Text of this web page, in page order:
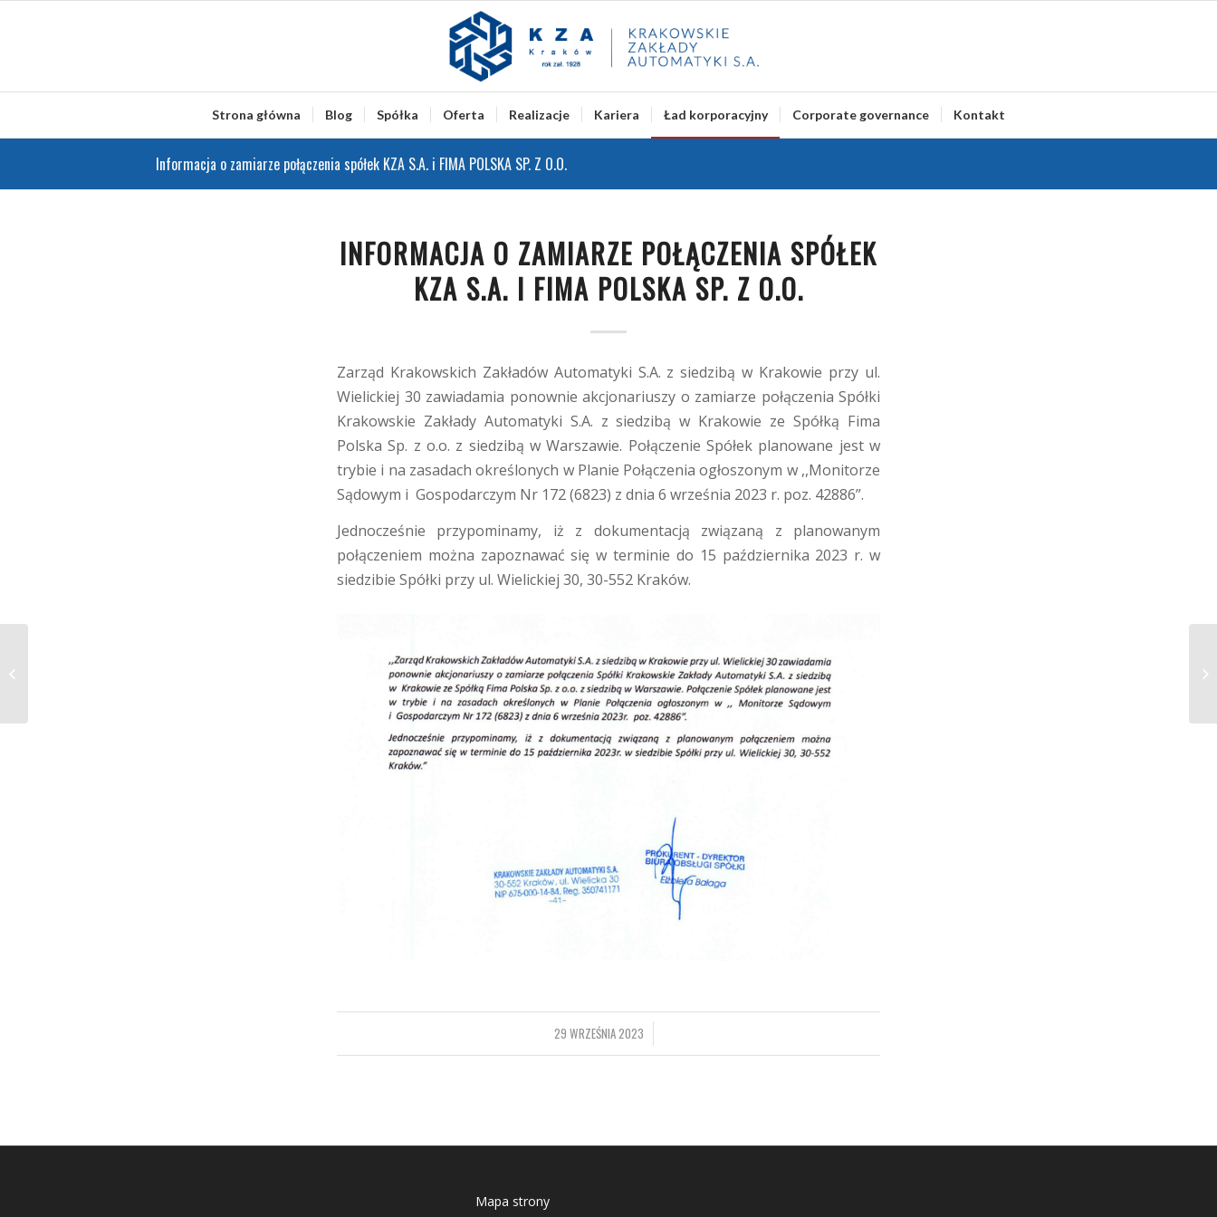
Strona główna Blog Spółka Oferta Realizacje Kariera Ład korporacyjny Corporate governance Kontakt
Informacja o zamiarze połączenia spółek KZA S.A. i FIMA POLSKA SP. Z O.O.
INFORMACJA O ZAMIARZE POŁĄCZENIA SPÓŁEK
KZA S.A. I FIMA POLSKA SP. Z O.O.
Zarząd Krakowskich Zakładów Automatyki S.A. z siedzibą w Krakowie przy ul.
Wielickiej 30 zawiadamia ponownie akcjonariuszy o zamiarze połączenia Spółki
Krakowskie Zakłady Automatyki S.A. z siedzibą w Krakowie ze Spółką Fima
Polska Sp. z o.o. z siedzibą w Warszawie. Połączenie Spółek planowane jest w
trybie i na zasadach określonych w Planie Połączenia ogłoszonym w ,,Monitorze
Sądowym i Gospodarczym Nr 172 (6823) z dnia 6 września 2023 r. poz. 42886”.
Jednocześnie przypominamy, iż z dokumentacją związaną z planowanym
połączeniem można zapoznawać się w terminie do 15 października 2023 r. w
siedzibie Spółki przy ul. Wielickiej 30, 30-552 Kraków.
29 WRZEŚNIA 2023
/
Mapa strony